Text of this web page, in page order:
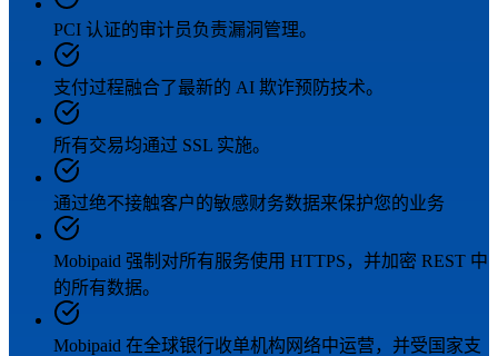
PCI 认证的审计员负责漏洞管理。
支付过程融合了最新的 AI 欺诈预防技术。
所有交易均通过 SSL 实施。
通过绝不接触客户的敏感财务数据来保护您的业务
Mobipaid 强制对所有服务使用 HTTPS，并加密 REST 中
的所有数据。
Mobipaid 在全球银行收单机构网络中运营，并受国家支